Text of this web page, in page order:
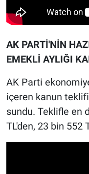
AK PARTİ'NİN
EMEKLİ AYLIĞI
AK Parti
içeren kanun
sundu. Teklifle en
TL'den, 23 bin 552